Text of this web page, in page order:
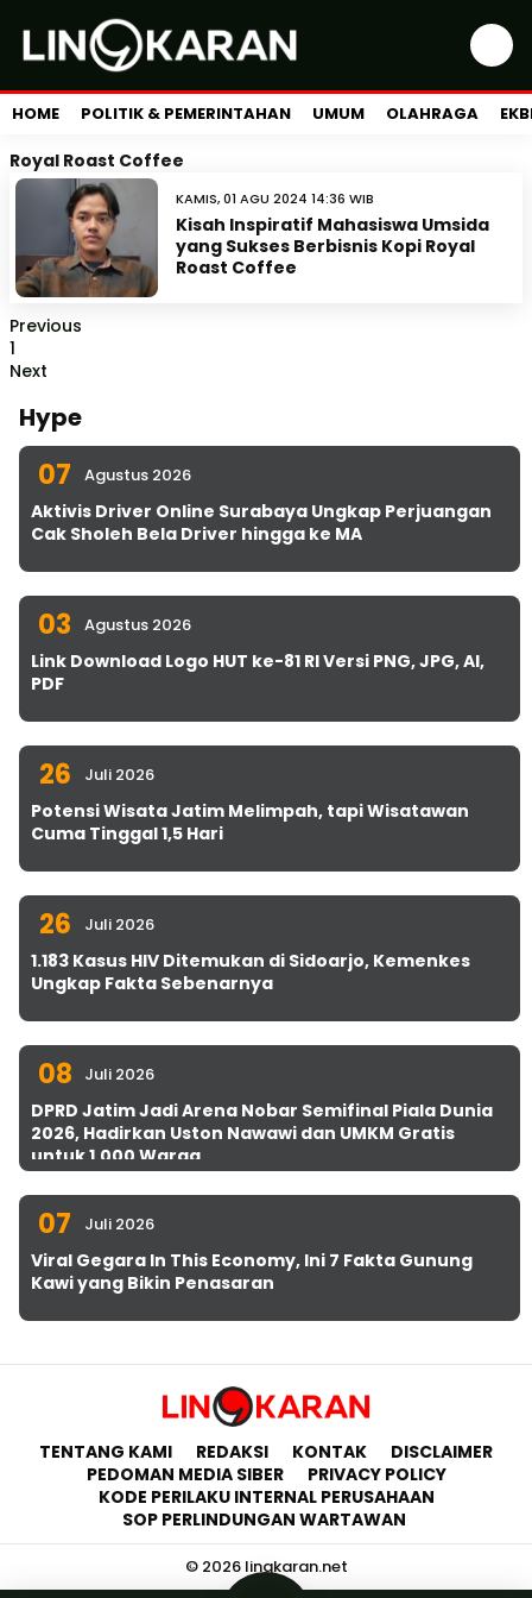
HOME POLITIK & PEMERINTAHAN UMUM OLAHRAGA
Royal Roast Coffee
KAMIS, 01 AGU 2024 14:36 WIB
Kisah Inspiratif Mahasiswa Umsida
yang Sukses Berbisnis Kopi Royal
Roast Coffee
Previous
1
Next
Hype
07 Agustus 2026
Aktivis Driver Online Surabaya Ungkap Perjuangan
Cak Sholeh Bela Driver hingga ke MA
03 Agustus 2026
Link Download Logo HUT ke-81 RI Versi PNG, JPG, AI,
PDF
26 Juli 2026
Potensi Wisata Jatim Melimpah, tapi Wisatawan
Cuma Tinggal 1,5 Hari
26 Juli 2026
1.183 Kasus HIV Ditemukan di Sidoarjo, Kemenkes
Ungkap Fakta Sebenarnya
08 Juli 2026
DPRD Jatim Jadi Arena Nobar Semifinal Piala Dunia
2026, Hadirkan Uston Nawawi dan UMKM Gratis
untuk 1.000 Warga
07 Juli 2026
Viral Gegara In This Economy, Ini 7 Fakta Gunung
Kawi yang Bikin Penasaran
TENTANG KAMI REDAKSI KONTAK
DISCLAIMER
PEDOMAN MEDIA SIBER
PRIVACY POLICY
KODE PERILAKU INTERNAL PERUSAHAAN
SOP PERLINDUNGAN WARTAWAN
© 2026 lingkaran.net